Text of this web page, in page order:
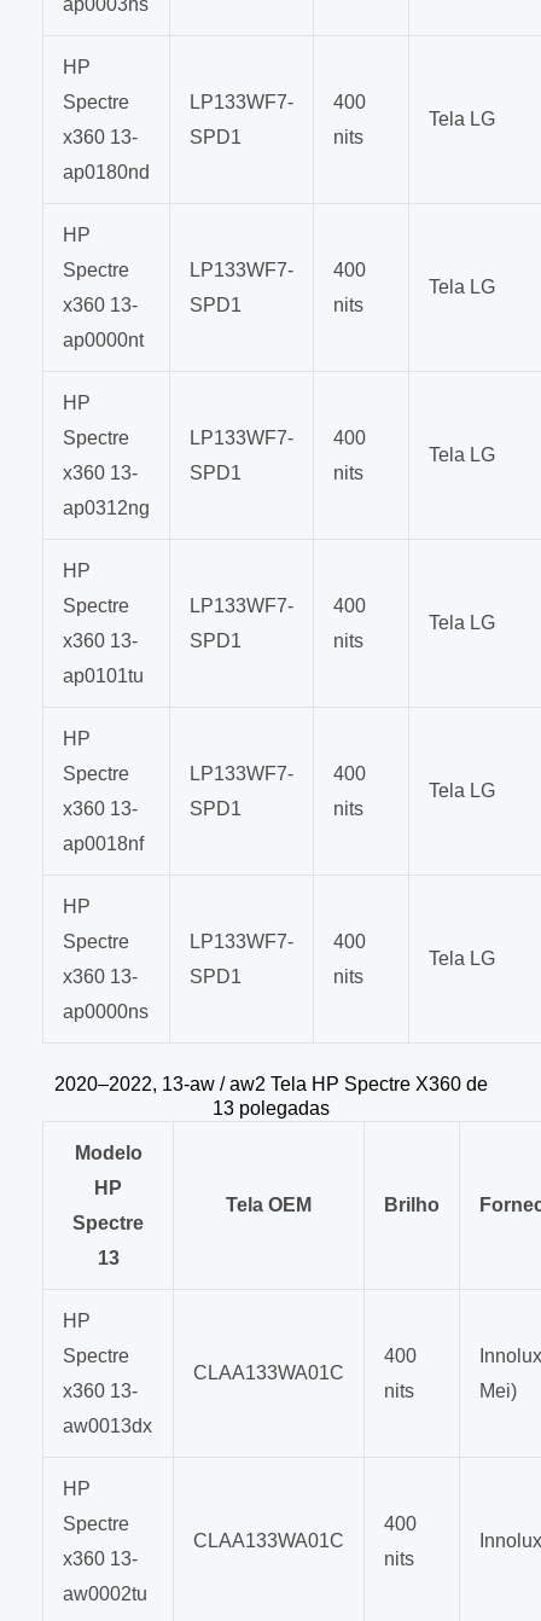
HP
Spectre
x360 13-
ap0180nd
LP133WF7-
SPD1
400
nits
Tela LG
HP
Spectre
x360 13-
ap0000nt
LP133WF7-
SPD1
400
nits
Tela LG
HP
Spectre
x360 13-
ap0312ng
LP133WF7-
SPD1
400
nits
Tela LG
HP
Spectre
x360 13-
ap0101tu
LP133WF7-
SPD1
400
nits
Tela LG
HP
Spectre
x360 13-
ap0018nf
LP133WF7-
SPD1
400
nits
Tela LG
HP
Spectre
x360 13-
ap0000ns
LP133WF7-
SPD1
400
nits
Tela LG
2020–2022, 13-aw / aw2 Tela HP Spectre X360 de
13 polegadas
Modelo
HP
Spectre
13
Tela OEM Brilho
HP
Spectre
x360 13-
aw0013dx
CLAA133WA01C
400
nits
Mei)
HP
Spectre
x360 13-
aw0002tu
CLAA133WA01C
400
nits
Innolux